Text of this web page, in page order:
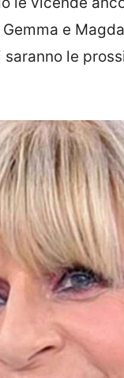
e
le